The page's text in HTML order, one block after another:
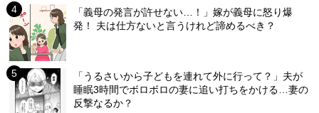
「義母の発言が許せない…！」嫁が義母に怒り爆
発！ 夫は仕方ないと言うけれど諦めるべき？
「うるさいから子どもを連れて外に行って？」夫が
睡眠3時間でボロボロの妻に追い打ちをかける…妻の
反撃なるか？